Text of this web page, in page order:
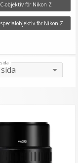
C-objektiv för Nikon Z
specialobjektiv för Nikon Z